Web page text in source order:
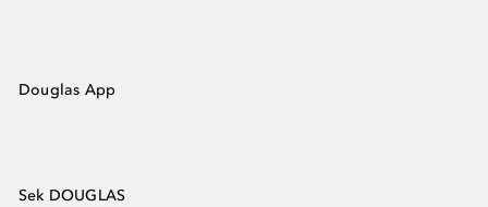
Douglas App
Sek DOUGLAS